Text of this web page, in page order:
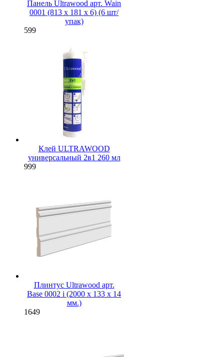
Панель Ultrawood арт. Wain
0001 (813 х 181 х 6) (6 шт/
упак)
599
Клей ULTRAWOOD
универсальный 2в1 260 мл
999
Плинтус Ultrawood арт.
Base 0002 i (2000 x 133 x 14
мм.)
1649